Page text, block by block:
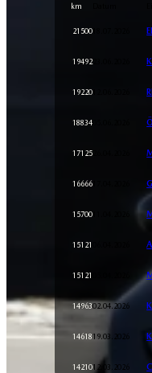
km
21500
19492
19220
18834
17125
16666
15700
15121
15121
1496302.04.2026
1461819.03.2026
1421012.03.2026